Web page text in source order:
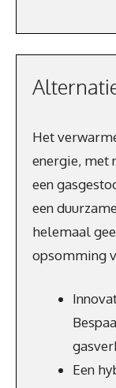
Het
energie, met
een
een
helemaal
opsomming
Een